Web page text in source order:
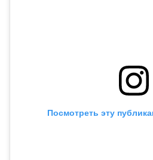
Посмотреть эту